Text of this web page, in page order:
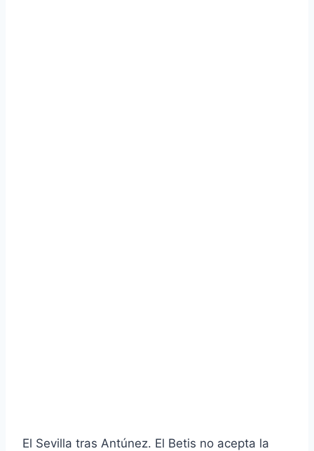
El Sevilla tras Antúnez. El Betis no acepta la